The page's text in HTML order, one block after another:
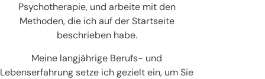
Psychotherapie, und arbeite mit den
Methoden, die ich auf der Startseite
beschrieben habe.
Meine langjährige Berufs- und
Lebenserfahrung setze ich gezielt ein, um Sie